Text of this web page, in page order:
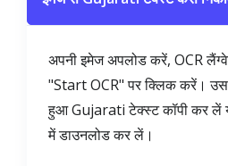
अपनी इमेज अपलोड करें, OCR
"Start OCR" पर क्लिक करें।
हुआ Gujarati टेक्स्ट कॉपी कर लें
में डाउनलोड कर लें।